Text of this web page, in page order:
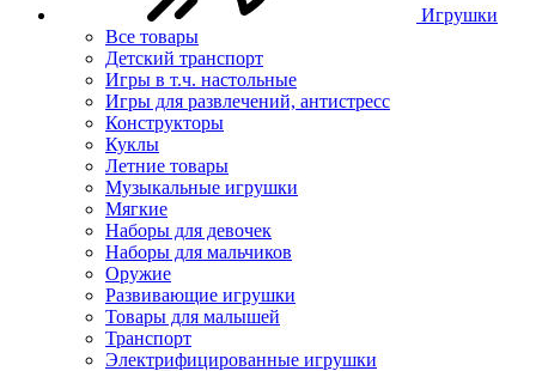
Игрушки
Все товары
Детский транспорт
Игры в т.ч. настольные
Игры для развлечений, антистресс
Конструкторы
Куклы
Летние товары
Музыкальные игрушки
Мягкие
Наборы для девочек
Наборы для мальчиков
Оружие
Развивающие игрушки
Товары для малышей
Транспорт
Электрифицированные игрушки